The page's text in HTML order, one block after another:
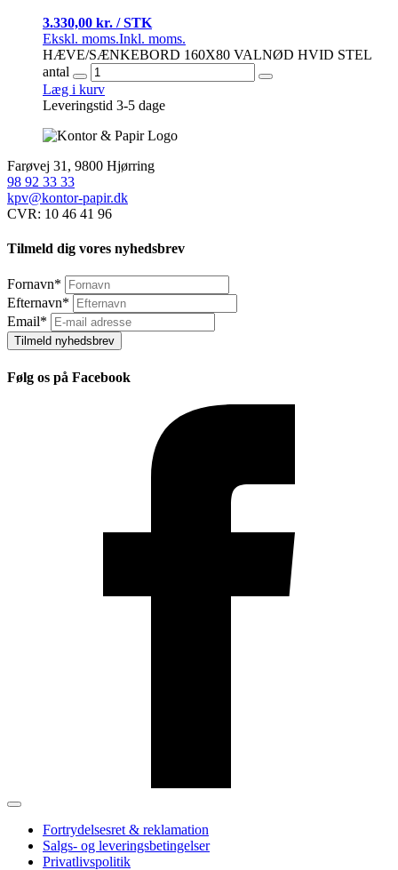
3.330,00 kr. / STK
Ekskl. moms.Inkl. moms.
HÆVE/SÆNKEBORD 160X80 VALNØD HVID STEL
antal
Læg i kurv
Leveringstid 3-5 dage
Farøvej 31, 9800 Hjørring
98 92 33 33
kpv@kontor-papir.dk
CVR: 10 46 41 96
Tilmeld dig vores nyhedsbrev
Fornavn*
Efternavn*
Email*
Tilmeld nyhedsbrev
Følg os på Facebook
Fortrydelsesret & reklamation
Salgs- og leveringsbetingelser
Privatlivspolitik